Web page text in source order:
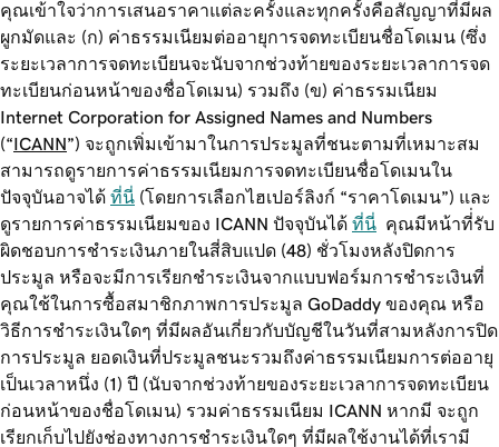
คุณเข้าใจว่าการเสนอราคาแต่ละครั้งและทุกครั้งคือสัญญาที่มีผล
ผูกมัดและ (ก) ค่าธรรมเนียมต่ออายุการจดทะเบียนชื่อโดเมน (ซึ่ง
ระยะเวลาการจดทะเบียนจะนับจากช่วงท้ายของระยะเวลาการจด
ทะเบียนก่อนหน้าของชื่อโดเมน) รวมถึง (ข) ค่าธรรมเนียม
Internet Corporation for Assigned Names and Numbers
(“ICANN”) จะถูกเพิ่มเข้ามาในการประมูลที่ชนะตามที่เหมาะสม
สามารถดูรายการค่าธรรมเนียมการจดทะเบียนชื่อโดเมนใน
ปัจจุบันอาจได้ ที่นี่ (โดยการเลือกไฮเปอร์ลิงก์ “ราคาโดเมน”) และ
ดูรายการค่าธรรมเนียมของ ICANN ปัจจุบันได้ ที่นี่ คุณมีหน้าที่่รับ
ผิดชอบการชำระเงินภายในสี่สิบแปด (48) ชั่วโมงหลังปิดการ
ประมูล หรือจะมีการเรียกชำระเงินจากแบบฟอร์มการชำระเงินที่
คุณใช้ในการซื้อสมาชิกภาพการประมูล GoDaddy ของคุณ หรือ
วิธีการชำระเงินใดๆ ที่มีผลอันเกี่ยวกับบัญชีในวันที่สามหลังการปิด
การประมูล ยอดเงินที่ประมูลชนะรวมถึงค่าธรรมเนียมการต่ออายุ
เป็นเวลาหนึ่ง (1) ปี (นับจากช่วงท้ายของระยะเวลาการจดทะเบียน
ก่อนหน้าของชื่อโดเมน) รวมค่าธรรมเนียม ICANN หากมี จะถูก
เรียกเก็บไปยังช่องทางการชำระเงินใดๆ ที่มีผลใช้งานได้ที่เรามี